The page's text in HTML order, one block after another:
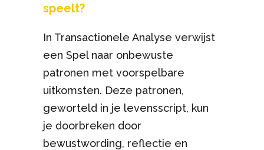
speelt?
In Transactionele Analyse verwijst
een Spel naar onbewuste
patronen met voorspelbare
uitkomsten. Deze patronen,
geworteld in je levensscript, kun
je doorbreken door
bewustwording, reflectie en